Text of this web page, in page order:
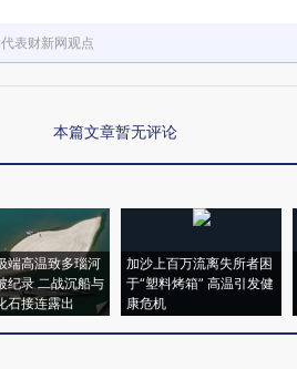
表财新网观点
本篇文章暂无评论
端高温致多瑙河
纪录 二战沉船与
石接连露出
加沙上百万流离失所者困
于“塑料烤箱” 高温引发健
康危机